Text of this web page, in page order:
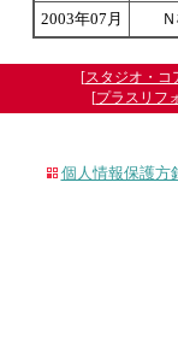
2003年07月
[スタジオ・コ
[プラスリフ
個人情報保護方